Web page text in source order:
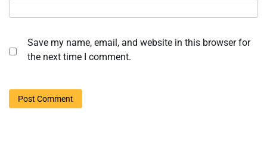
Save my name, email, and website in this browser for
the next time I comment.